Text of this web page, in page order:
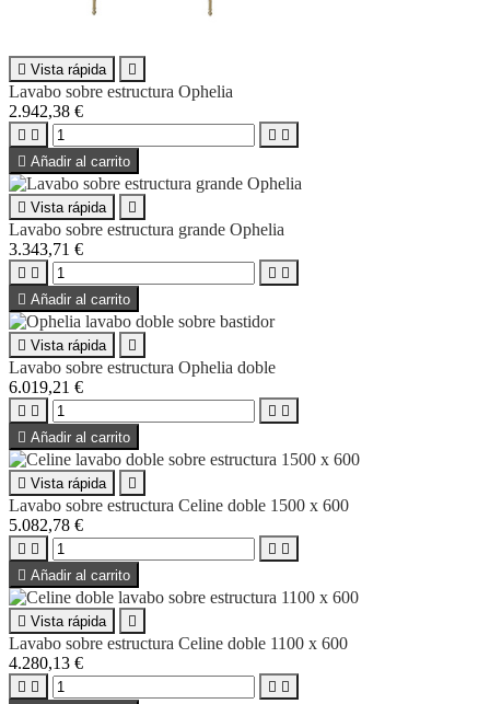
 Vista rápida 
Lavabo sobre estructura Ophelia
2.942,38 €
   
 Añadir al carrito
 Vista rápida 
Lavabo sobre estructura grande Ophelia
3.343,71 €
   
 Añadir al carrito
 Vista rápida 
Lavabo sobre estructura Ophelia doble
6.019,21 €
   
 Añadir al carrito
 Vista rápida 
Lavabo sobre estructura Celine doble 1500 x 600
5.082,78 €
   
 Añadir al carrito
 Vista rápida 
Lavabo sobre estructura Celine doble 1100 x 600
4.280,13 €
   